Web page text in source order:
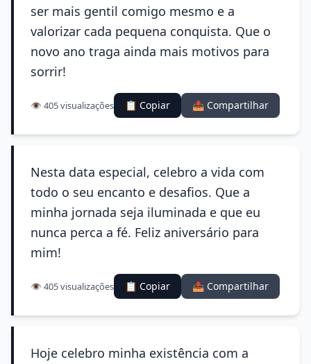
ser mais gentil comigo mesmo e a
valorizar cada pequena conquista. Que o
novo ano traga ainda mais motivos para
sorrir!
👁️ 405 visualizações 📋 Copiar 📤 Compartilhar
Nesta data especial, celebro a vida com
todo o seu encanto e desafios. Que a
minha jornada seja iluminada e que eu
nunca perca a fé. Feliz aniversário para
mim!
👁️ 405 visualizações 📋 Copiar 📤 Compartilhar
Hoje celebro minha existência com a